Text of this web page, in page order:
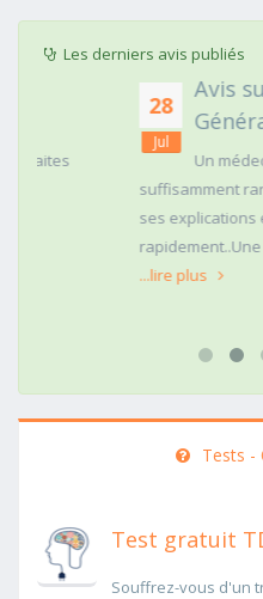
Les derniers avis publiés
Avis sur
Généraliste
Un médecin qui
suffisamment rare pour
ses explications et ferme
rapidement..Une
Tests -
Test gratuit
Souffrez-vous d'un